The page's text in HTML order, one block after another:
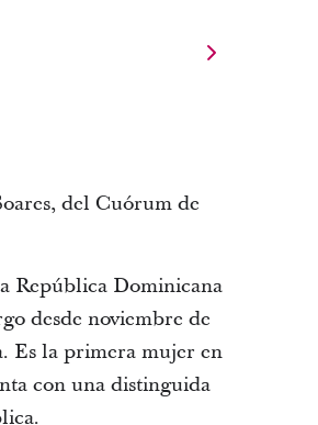
del Cuórum de
República Dominicana
desde noviembre de
Es la primera mujer en
con una distinguida